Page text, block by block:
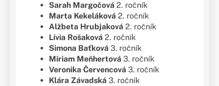
Sarah Margočová 2. ročník
Marta Kekeláková 2. ročník
Alžbeta Hrubjaková 2. ročník
Lívia Rošaková 2. ročník
Simona Baťková 3. ročník
Miriam Meňhertová 3. ročník
Veronika Červencová 3. ročník
Klára Závadská 3. ročník